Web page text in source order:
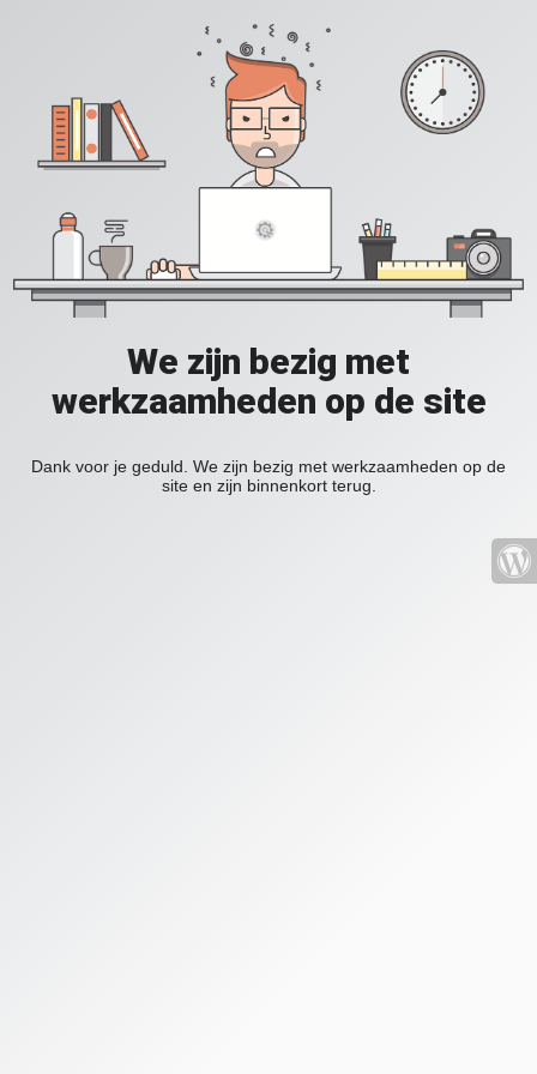
We zijn bezig met
werkzaamheden op de site
Dank voor je geduld. We zijn bezig met werkzaamheden op de
site en zijn binnenkort terug.